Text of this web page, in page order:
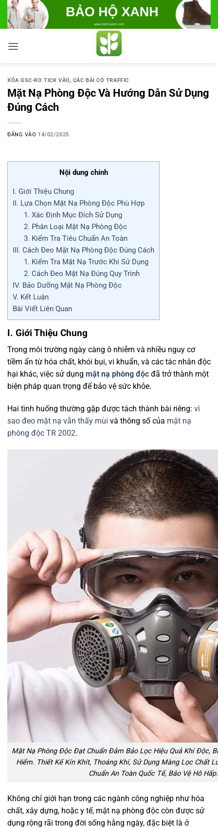
Bỏ
qua
nội
dung
XÓA GSC-KO TICK VÀO, CÁC BÀI CÓ TRAFFIC
Mặt Nạ Phòng Độc Và Hướng Dẫn Sử Dụng
Đúng Cách
ĐĂNG VÀO 14/02/2025
Nội dung chính
I. Giới Thiệu Chung
II. Lựa Chọn Mặt Nạ Phòng Độc Phù Hợp
1. Xác Định Mục Đích Sử Dụng
2. Phân Loại Mặt Nạ Phòng Độc
3. Kiểm Tra Tiêu Chuẩn An Toàn
III. Cách Đeo Mặt Nạ Phòng Độc Đúng Cách
1. Kiểm Tra Mặt Nạ Trước Khi Sử Dụng
2. Cách Đeo Mặt Nạ Đúng Quy Trình
IV. Bảo Dưỡng Mặt Nạ Phòng Độc
V. Kết Luận
Bài Viết Liên Quan
I. Giới Thiệu Chung
Trong môi trường ngày càng ô nhiễm và nhiều nguy cơ
tiềm ẩn từ hóa chất, khói bụi, vi khuẩn, và các tác nhân độc
hại khác, việc sử dụng mặt nạ phòng độc đã trở thành một
biện pháp quan trọng để bảo vệ sức khỏe.
Hai tình huống thường gặp được tách thành bài riêng: vì
sao đeo mặt nạ vẫn thấy mùi và thông số của mặt nạ
phòng độc TR 2002.
Mặt Nạ Phòng Độc Đạt Chuẩn Đảm Bảo Lọc Hiệu Quả Khí Độc,
Hiểm. Thiết Kế Kín Khít, Thoáng Khí, Sử Dụng Màng Lọc Chất
Chuẩn An Toàn Quốc Tế, Bảo Vệ Hô Hấp.
Không chỉ giới hạn trong các ngành công nghiệp như hóa
chất, xây dựng, hoặc y tế, mặt nạ phòng độc còn được sử
dụng rộng rãi trong đời sống hằng ngày, đặc biệt là ở